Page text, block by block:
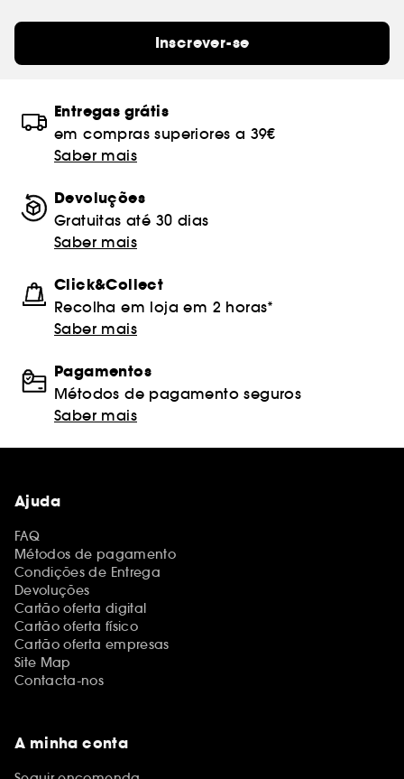
Inscrever-se
Entregas grátis
em compras superiores a 39€
Saber mais
Devoluções
Gratuitas até 30 dias
Saber mais
Click&Collect
Recolha em loja em 2 horas*
Saber mais
Pagamentos
Métodos de pagamento seguros
Saber mais
Ajuda
FAQ
Métodos de pagamento
Condições de Entrega
Devoluções
Cartão oferta digital
Cartão oferta físico
Cartão oferta empresas
Site Map
Contacta-nos
A minha conta